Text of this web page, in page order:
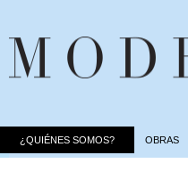
¿QUIÉNES SOMOS? OBRAS